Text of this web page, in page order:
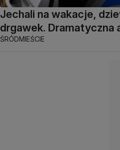
Jechali na wakacje,
drgawek. Dramatyczna
ŚRÓDMIEŚCIE